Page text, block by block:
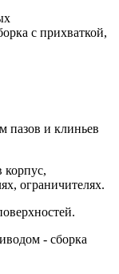
с прихваткой,
пазов и клиньев
корпус,
ограничителях.
- сборка